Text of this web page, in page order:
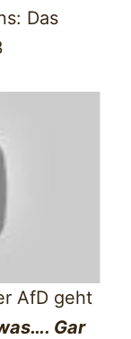
Das
AfD geht
Gar